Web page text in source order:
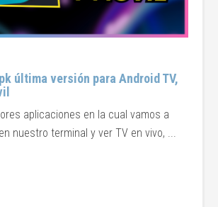
última versión para Android TV,
aplicaciones en la cual vamos a
nuestro terminal y ver TV en vivo, ...